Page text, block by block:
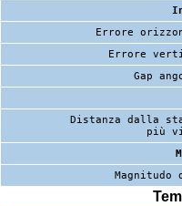
Errore
Errore
Gap
Distanza dalla
più
Magnitudo